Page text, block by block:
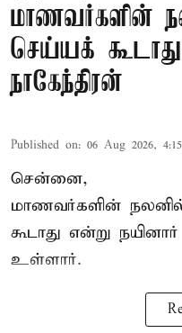
மாணவர்களின்
செய்யக்
நாகேந்திரன்
Published on: 06 Aug 2026,
சென்னை,
மாணவர்களின்
கூடாது என்று
உள்ளார்.